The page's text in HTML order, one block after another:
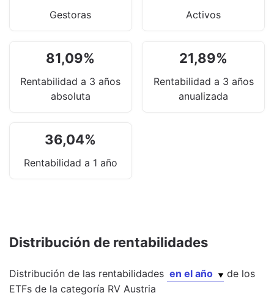
Gestoras Activos
81,09%
Rentabilidad a 3 años
absoluta
21,89%
Rentabilidad a 3 años
anualizada
36,04%
Rentabilidad a 1 año
Distribución de rentabilidades
Distribución de las rentabilidades en el año
de los
ETFs de la categoría RV Austria